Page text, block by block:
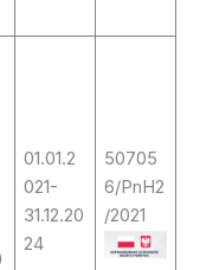
01.01.2
021-
31.12.20
24
50705
6/PnH2
/2021